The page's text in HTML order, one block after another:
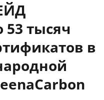
53 тысяч
в